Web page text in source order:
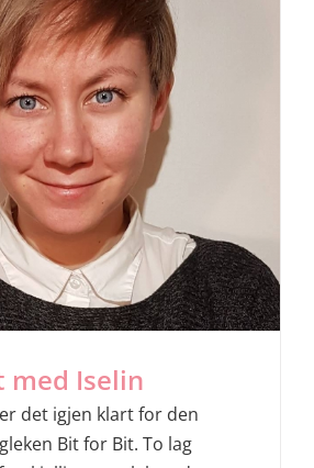
med Iselin
det igjen klart for den
Bit for Bit. To lag